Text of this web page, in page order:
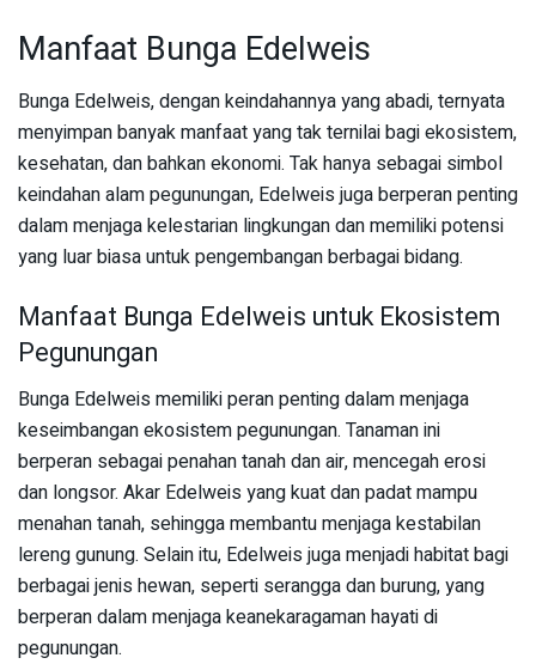
Manfaat Bunga Edelweis
Bunga Edelweis, dengan keindahannya yang abadi, ternyata
menyimpan banyak manfaat yang tak ternilai bagi ekosistem,
kesehatan, dan bahkan ekonomi. Tak hanya sebagai simbol
keindahan alam pegunungan, Edelweis juga berperan penting
dalam menjaga kelestarian lingkungan dan memiliki potensi
yang luar biasa untuk pengembangan berbagai bidang.
Manfaat Bunga Edelweis untuk Ekosistem
Pegunungan
Bunga Edelweis memiliki peran penting dalam menjaga
keseimbangan ekosistem pegunungan. Tanaman ini
berperan sebagai penahan tanah dan air, mencegah erosi
dan longsor. Akar Edelweis yang kuat dan padat mampu
menahan tanah, sehingga membantu menjaga kestabilan
lereng gunung. Selain itu, Edelweis juga menjadi habitat bagi
berbagai jenis hewan, seperti serangga dan burung, yang
berperan dalam menjaga keanekaragaman hayati di
pegunungan.